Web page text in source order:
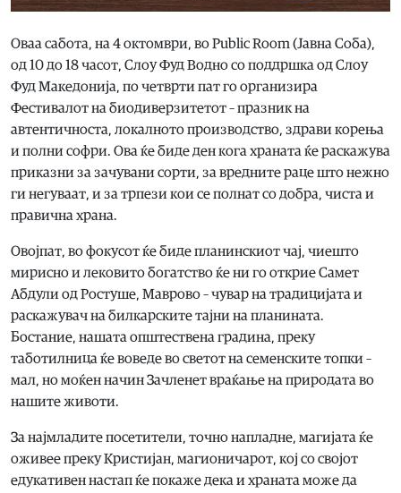
Оваа сабота, на 4 октомври, во Public Room (Јавна Соба),
од 10 до 18 часот, Слоу Фуд Водно со поддршка од Слоу
Фуд Македонија, по четврти пат го организира
Фестивалот на биодиверзитетот – празник на
автентичноста, локалното производство, здрави корења
и полни софри. Ова ќе биде ден кога храната ќе раскажува
приказни за зачувани сорти, за вредните раце што нежно
ги негуваат, и за трпези кои се полнат со добра, чиста и
правична храна.
Овојпат, во фокусот ќе биде планинскиот чај, чиешто
мирисно и лековито богатство ќе ни го открие Самет
Абдули од Ростуше, Маврово – чувар на традицијата и
раскажувач на билкарските тајни на планината.
Бостание, нашата општествена градина, преку
таботилница ќе воведе во светот на семенските топки –
мал, но моќен начин Зачленет враќање на природата во
нашите животи.
За најмладите посетители, точно напладне, магијата ќе
оживее преку Кристијан, магионичарот, кој со својот
едукативен настап ќе покаже дека и храната може да